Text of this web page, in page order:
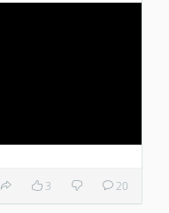
3 20